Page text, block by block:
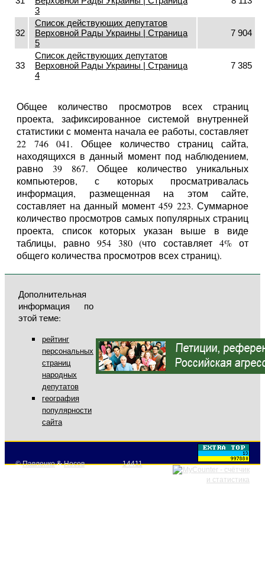
3
32
Список действующих депутатов
Верховной Рады Украины | Страница
5
7 904
33
Список действующих депутатов
Верховной Рады Украины | Страница
4
7 385
Общее количество просмотров всех страниц
проекта, зафиксированное системой внутренней
статистики с момента начала ее работы, составляет
22 746 041. Общее количество страниц сайта,
находящихся в данный момент под наблюдением,
равно 39 867. Общее количество уникальных
компьютеров, с которых просматривалась
информация, размещенная на этом сайте,
составляет на данный момент 459 223. Суммарное
количество просмотров самых популярных страниц
проекта, список которых указан выше в виде
таблицы, равно 954 380 (что составляет 4% от
общего количества просмотров всех страниц).
Дополнительная
информация по
этой теме:
рейтинг
персональных
страниц
народных
депутатов
география
популярности
сайта
©Павленко&Носов 14411